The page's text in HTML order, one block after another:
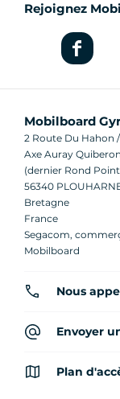
Rejoignez
Mobilboard
2 Route Du Hahon
Axe Auray Quiberon
(dernier Rond
56340
Bretagne
France
Segacom,
Mobilboard
Nous
Envoyer
Plan